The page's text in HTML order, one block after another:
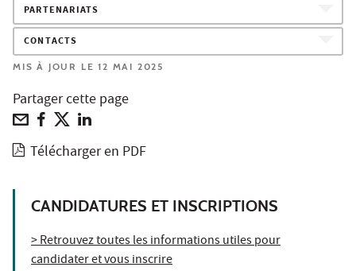
PARTENARIATS
CONTACTS
MIS À JOUR LE 12 MAI 2025
Partager cette page
Télécharger en PDF
CANDIDATURES ET INSCRIPTIONS
> Retrouvez toutes les informations utiles pour
candidater et vous inscrire